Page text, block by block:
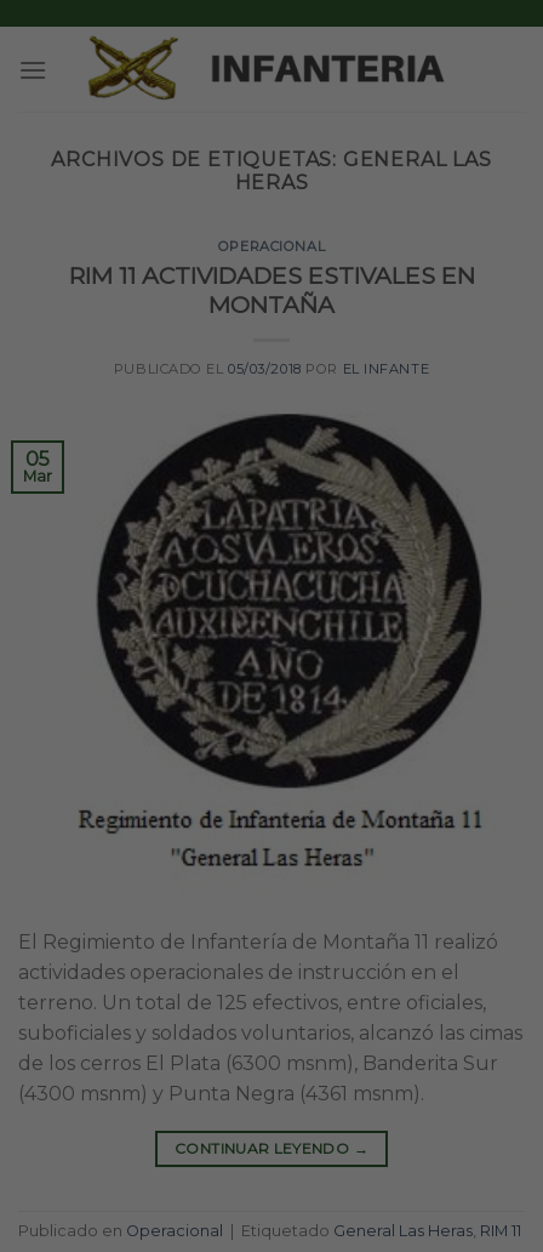
content
ARCHIVOS DE ETIQUETAS: GENERAL LAS
HERAS
OPERACIONAL
RIM 11 ACTIVIDADES ESTIVALES EN
MONTAÑA
PUBLICADO EL05/03/2018 POR EL INFANTE
05
Mar
El Regimiento de Infantería de Montaña 11 realizó
actividades operacionales de instrucción en el
terreno. Un total de 125 efectivos, entre oficiales,
suboficiales y soldados voluntarios, alcanzó las cimas
de los cerros El Plata (6300 msnm), Banderita Sur
(4300 msnm) y Punta Negra (4361 msnm).
CONTINUAR LEYENDO →
Publicado en Operacional Etiquetado General Las Heras, RIM 11